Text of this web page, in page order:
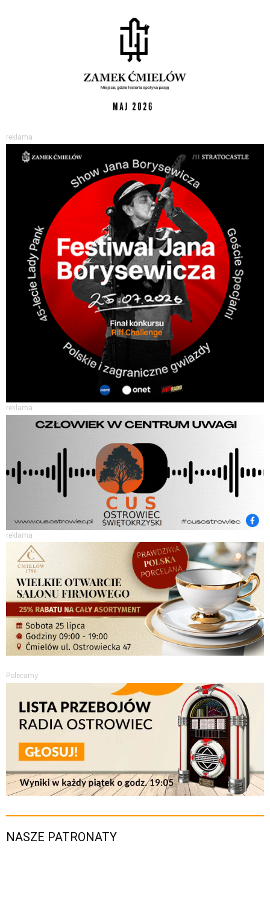
reklama
reklama
reklama
Polecamy
NASZE PATRONATY